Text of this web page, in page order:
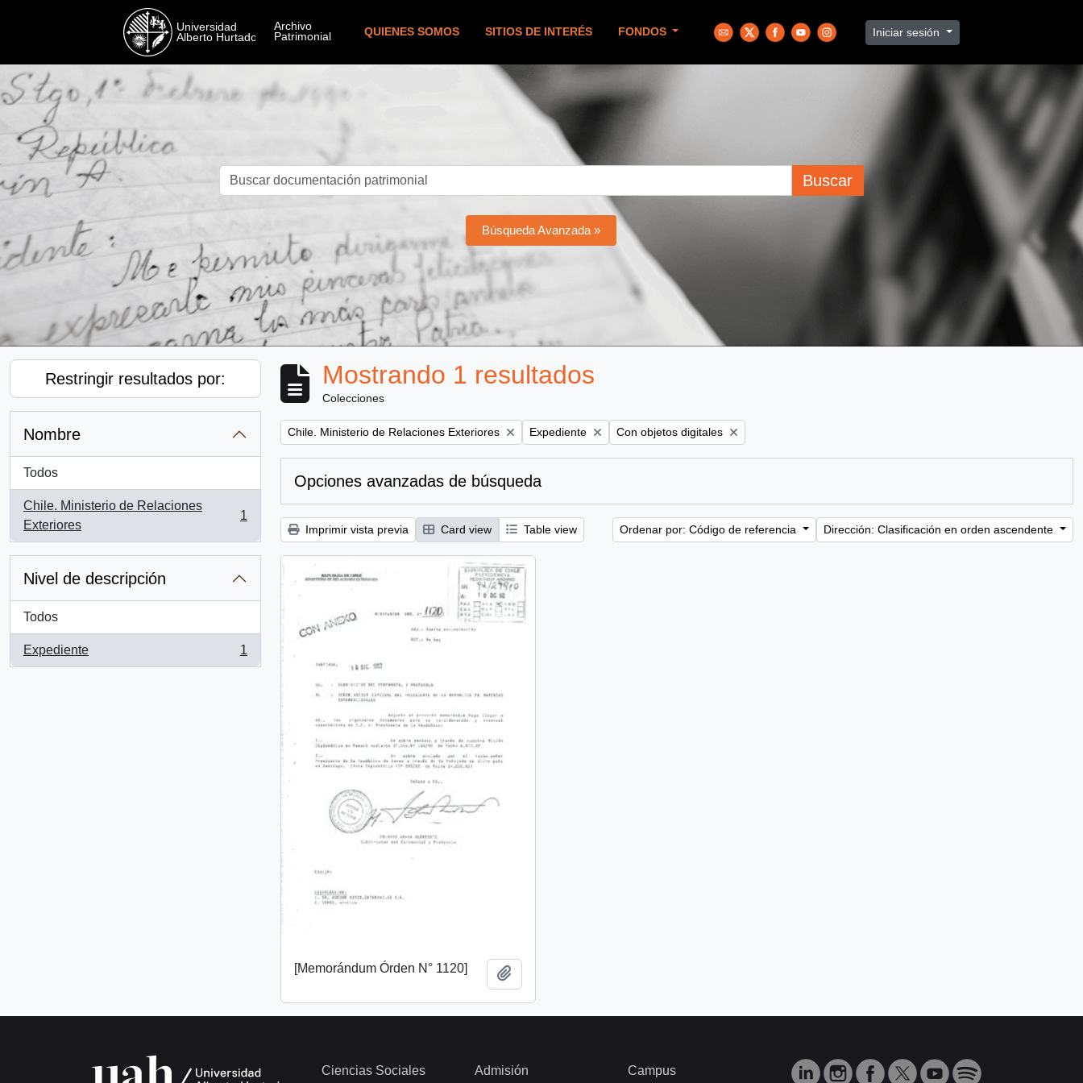
QUIENES SOMOS SITIOS DE INTERÉS FONDOS Iniciar sesión
Buscar
Búsqueda Avanzada »
Restringir resultados por:
Nombre
Todos
Chile. Ministerio de Relaciones
Exteriores
, 1 resultados
1
Nivel de descripción
Todos
Expediente
, 1 resultados
1
Mostrando 1 resultados
Colecciones
Remove filter:
Chile. Ministerio de Relaciones Exteriores Remove filter:
Expediente Remove filter:
Con objetos digitales
Opciones avanzadas de búsqueda
Imprimir vista previa Card view Table view Ordenar por: Código de referencia Dirección: Clasificación en orden ascendente
[Memorándum Órden N° 1120]
Ciencias Sociales Admisión Campus